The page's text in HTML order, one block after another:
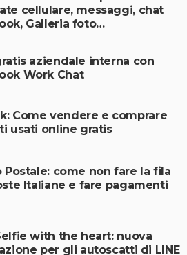
cellulare, messaggi, chat
Galleria foto…
aziendale interna con
Work Chat
Come vendere e comprare
usati online gratis
Postale: come non fare la fila
Italiane e fare pagamenti
with the heart: nuova
per gli autoscatti di LINE